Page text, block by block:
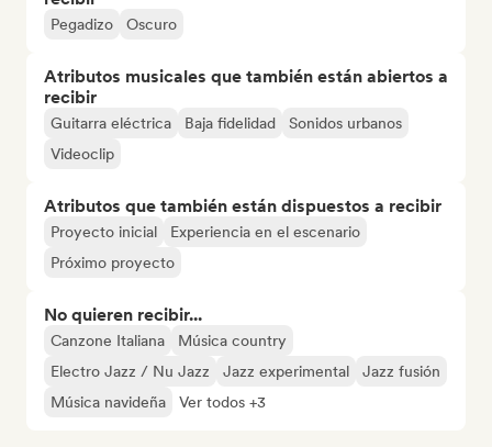
Pegadizo Oscuro
Atributos musicales que también están abiertos a
recibir
Guitarra eléctrica Baja fidelidad
Sonidos urbanos
Videoclip
Atributos que también están dispuestos a recibir
Proyecto inicial
Experiencia en el escenario
Próximo proyecto
No quieren recibir...
Canzone Italiana
Música country
Electro Jazz / Nu Jazz
Jazz experimental
Jazz fusión
Música navideña
Ver todos +3